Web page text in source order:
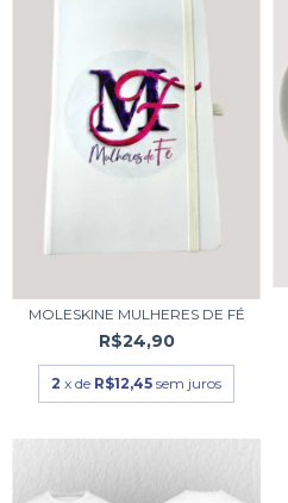
MOLESKINE MULHERES DE FÉ
R$24,90
2 x de R$12,45 sem juros